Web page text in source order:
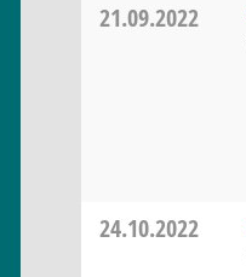
21.09.2022
24.10.2022